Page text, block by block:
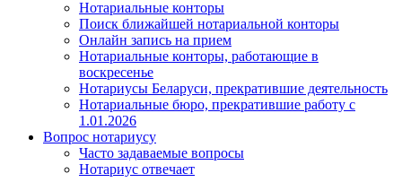
Нотариальные конторы
Поиск ближайшей нотариальной конторы
Онлайн запись на прием
Нотариальные конторы, работающие в
воскресенье
Нотариусы Беларуси, прекратившие деятельность
Нотариальные бюро, прекратившие работу с
1.01.2026
Вопрос нотариусу
Часто задаваемые вопросы
Нотариус отвечает